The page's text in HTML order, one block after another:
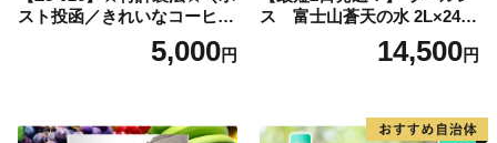
スト投函／きれいなコーヒー
ドリップバッグ9種セット(18
袋)ゆうパケットでお届け！
5,000円
ス 富士山蒼天の水 2L×24本
（4ケース）※離島不可 天然
水 ミネラルウォーター 水 ペ
産 シリカ ミネラル 美容 備蓄
14,500円